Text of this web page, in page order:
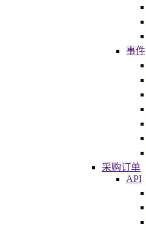
事件
采购订单
API